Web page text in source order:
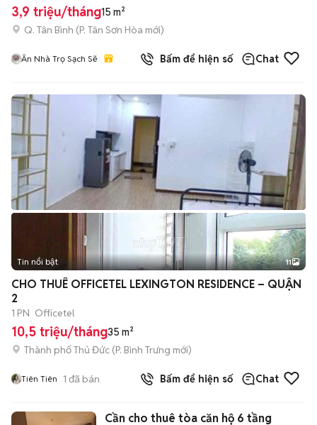
3,9 triệu/tháng15 m²
Q. Tân Bình (P. Tân Sơn Hòa mới)
Ân Nhà Trọ Sạch Sẽ Bấm để hiện số Chat
+2
Tin nổi bật 11
CHO THUÊ OFFICETEL LEXINGTON RESIDENCE – QUẬN
2
1 PN Officetel
10,5 triệu/tháng35 m²
Thành phố Thủ Đức (P. Bình Trưng mới)
Tiên Tiên 1 đã bán Bấm để hiện số Chat
Cần cho thuê tòa căn hộ 6 tầng